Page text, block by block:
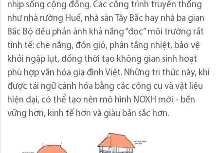
nhịp sống cộng đồng. Các công trình truyền thống
như nhà rường Huế, nhà sàn Tây Bắc hay nhà ba gian
Bắc Bộ đều phản ánh khả năng “đọc” môi trường rất
tinh tế: che nắng, đón gió, phân tầng nhiệt, bảo vệ
khỏi ngập lụt, đồng thời tạo không gian sinh hoạt
phù hợp văn hóa gia đình Việt. Những tri thức này, khi
được tái ngữ cảnh hóa bằng các công cụ và vật liệu
hiện đại, có thể tạo nên mô hình NOXH mới - bền
vững hơn, kinh tế hơn và giàu bản sắc hơn.